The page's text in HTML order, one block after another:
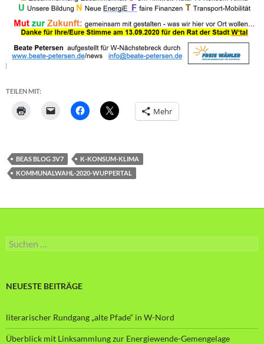
TEILEN MIT:
Mehr
BEAS BLOG 3V7
K-KONSUM-KLIMA
KOMMUNALWAHL-2020-WUPPERTAL
Suche
nach:
NEUESTE BEITRÄGE
literarischer Rundgang „alte Pfade“ in W-Nord
Überblick mit Linksammlung zur Energiewende-Gemengelage